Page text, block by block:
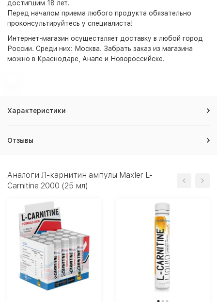
достигшим 18 лет.
Перед началом приема любого продукта обязательно
проконсультируйтесь у специалиста!
Интернет-магазин осуществляет доставку в любой город
России. Среди них: Москва. Забрать заказ из магазина
можно в Краснодаре, Анапе и Новороссийске.
Характеристики
Отзывы
Аналоги Л-карнитин ампулы Maxler L-
Carnitine 2000 (25 мл)